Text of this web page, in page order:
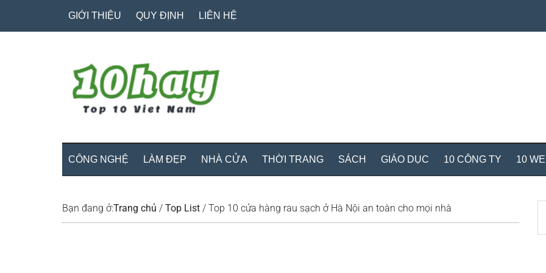
GIỚI THIỆU QUY ĐỊNH LIÊN HỆ
CÔNG NGHỆ LÀM ĐẸP NHÀ CỬA THỜI TRANG SÁCH GIÁO DỤC 10 CÔNG TY 10
Bạn đang ở:Trang chủ / Top List / Top 10 cửa hàng rau sạch ở Hà Nội an toàn cho mọi nhà